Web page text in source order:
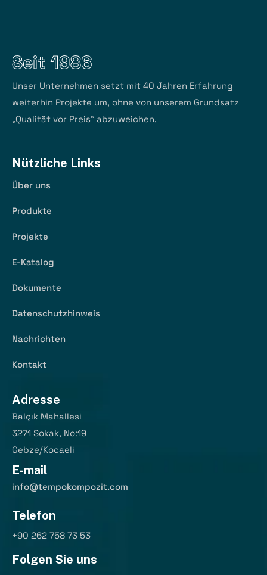
Seit 1986
Unser Unternehmen setzt mit 40 Jahren Erfahrung
weiterhin Projekte um, ohne von unserem Grundsatz
„Qualität vor Preis“ abzuweichen.
Nützliche Links
Über uns
Produkte
Projekte
E-Katalog
Dokumente
Datenschutzhinweis
Nachrichten
Kontakt
Adresse
Balçık Mahallesi
3271 Sokak, No:19
Gebze/Kocaeli
E-mail
info@tempokompozit.com
Telefon
+90 262 758 73 53
Folgen Sie uns